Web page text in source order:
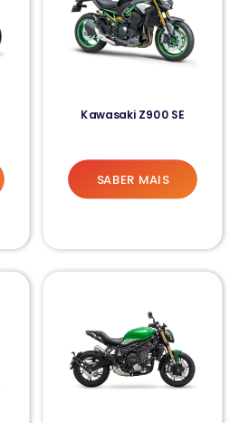
Kawasaki Z900 SE
SABER MAIS